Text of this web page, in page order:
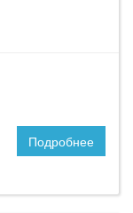
Подробнее